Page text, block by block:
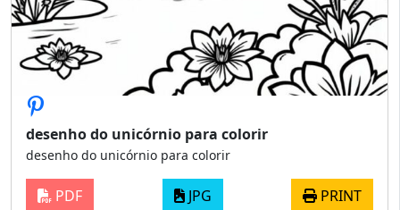
desenho do unicórnio para colorir
desenho do unicórnio para colorir
PDF JPG PRINT